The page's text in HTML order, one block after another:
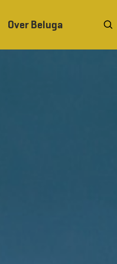
Over Beluga